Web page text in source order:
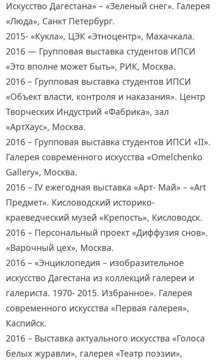
Искусство Дагестана» – «Зеленый снег». Галерея
«Люда», Санкт Петербург.
2015- «Кукла», ЦЭК «Этноцентр», Махачкала.
2016 — Групповая выставка студентов ИПСИ
«Это вполне может быть», РИК, Москва.
2016 – Групповая выставка студентов ИПСИ
«Объект власти, контроля и наказания». Центр
Творческих Индустрий «Фабрика», зал
«АртХаус», Москва.
2016 – Групповая выставка студентов ИПСИ «II».
Галерея современного искусства «Omelchenko
Gallery», Москва.
2016 – IV ежегодная выставка «Арт- Май» – «Art
Предмет». Кисловодский историко-
краеведческий музей «Крепость», Кисловодск.
2016 – Персональный проект «Диффузия снов».
«Варочный цех», Москва.
2016 – «Энциклопедия – изобразительное
искусство Дагестана из коллекций галереи и
галериста. 1970- 2015. Избранное». Галерея
современного искусства «Первая галерея»,
Каспийск.
2016 – Выставка актуального искусства «Голоса
белых журавли», галерея «Театр поэзии»,